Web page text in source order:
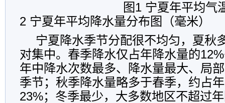
图1 宁夏年平均气温分
2 宁夏年平均降水量分布图（毫米）
宁夏降水季节分配很不均匀，夏秋
对集中。春季降水仅占年降水量的
年中降水次数最多、降水量最大、局
季节；秋季降水量略多于春季，约占
23%；冬季最少，大多数地区不超过